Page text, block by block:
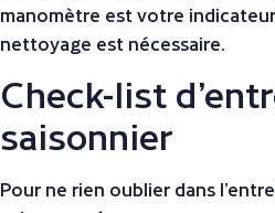
manomètre est votre
nettoyage est nécessaire.
Check-list
saisonnier
Pour ne rien oublier dans